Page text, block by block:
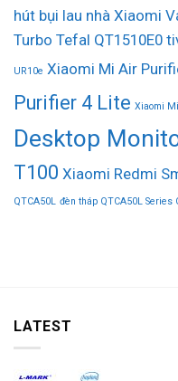
hút bụi lau nhà Xiaomi
Turbo Tefal QT1510E0
UR10e Xiaomi Mi Air
Purifier 4 Lite Xiaomi
Desktop
T100 Xiaomi Redmi
QTCA50L đèn tháp QTCA50L Series
LATEST